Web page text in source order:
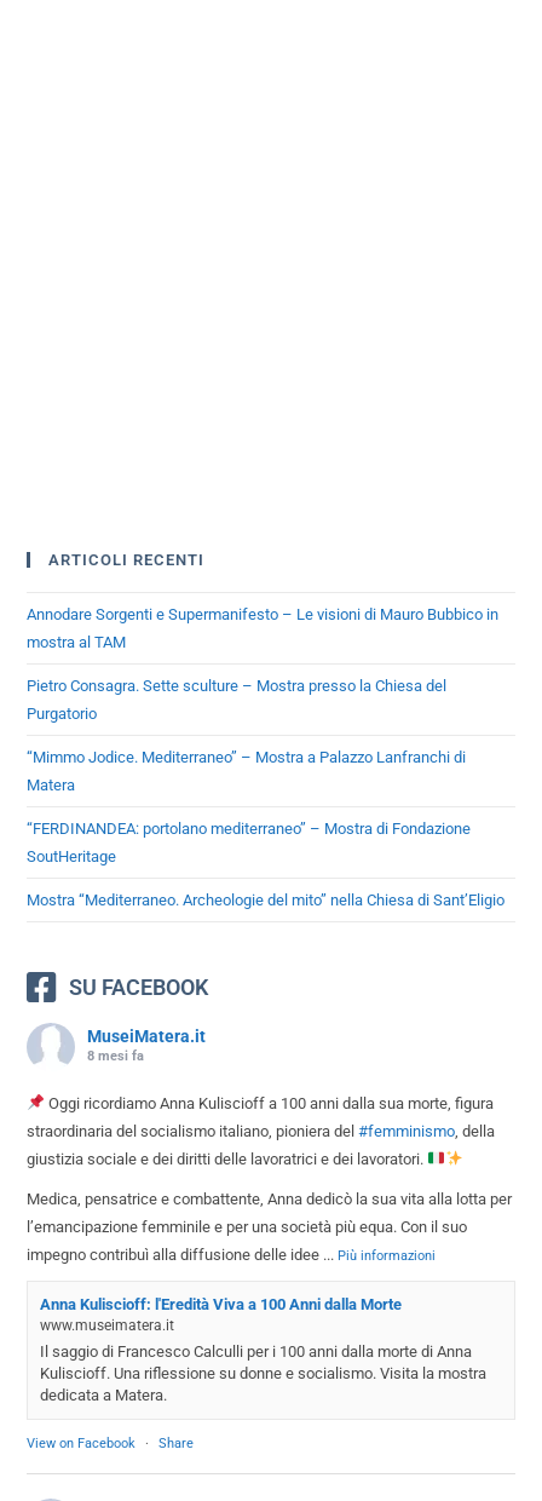
ARTICOLI RECENTI
Annodare Sorgenti e Supermanifesto – Le visioni di Mauro Bubbico in
mostra al TAM
Pietro Consagra. Sette sculture – Mostra presso la Chiesa del
Purgatorio
“Mimmo Jodice. Mediterraneo” – Mostra a Palazzo Lanfranchi di
Matera
“FERDINANDEA: portolano mediterraneo” – Mostra di Fondazione
SoutHeritage
Mostra “Mediterraneo. Archeologie del mito” nella Chiesa di Sant’Eligio
SU FACEBOOK
MuseiMatera.it
8 mesi fa
Oggi ricordiamo Anna Kuliscioff a 100 anni dalla sua morte, figura
straordinaria del socialismo italiano, pioniera del#femminismo, della
giustizia sociale e dei diritti delle lavoratrici e dei lavoratori.
Medica, pensatrice e combattente, Anna dedicò la sua vita alla lotta per
l’emancipazione femminile e per una società più equa. Con il suo
impegno contribuì alla diffusione delle idee ... Più informazioni
Anna Kuliscioff: l'Eredità Viva a 100 Anni dalla Morte
www.museimatera.it
Il saggio di Francesco Calculli per i 100 anni dalla morte di Anna
Kuliscioff. Una riflessione su donne e socialismo. Visita la mostra
dedicata a Matera.
View on Facebook · Share